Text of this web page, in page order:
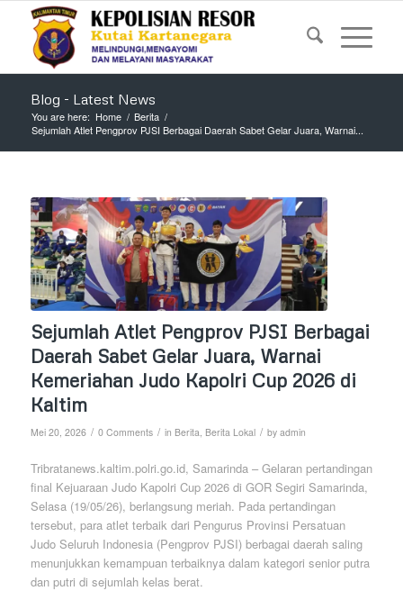
Blog - Latest News
You are here: Home / Berita /
Sejumlah Atlet Pengprov PJSI Berbagai Daerah Sabet Gelar Juara, Warnai...
Sejumlah Atlet Pengprov PJSI Berbagai
Daerah Sabet Gelar Juara, Warnai
Kemeriahan Judo Kapolri Cup 2026 di
Kaltim
Mei 20, 2026 / 0 Comments / in Berita Berita Lokal / by admin
Tribratanews.kaltim.polri.go.id, Samarinda – Gelaran pertandingan
final Kejuaraan Judo Kapolri Cup 2026 di GOR Segiri Samarinda,
Selasa (19/05/26), berlangsung meriah. Pada pertandingan
tersebut, para atlet terbaik dari Pengurus Provinsi Persatuan
Judo Seluruh Indonesia (Pengprov PJSI) berbagai daerah saling
menunjukkan kemampuan terbaiknya dalam kategori senior putra
dan putri di sejumlah kelas berat.